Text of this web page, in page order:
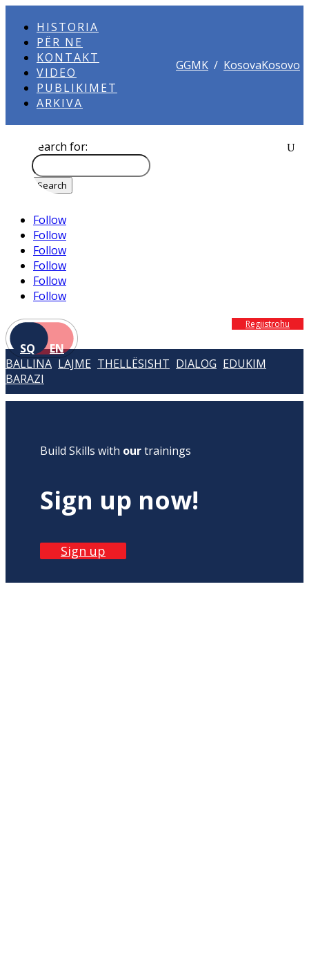
HISTORIA
PËR NE
KONTAKT
VIDEO
PUBLIKIMET
ARKIVA
GGMK / KosovaKosovo
Search for:
Follow
Follow
Follow
Follow
Follow
Follow
SQ EN
Regjistrohu
BALLINA LAJME THELLËSISHT DIALOG EDUKIM
BARAZI
Build Skills with ourtrainings
Sign up now!
Sign up